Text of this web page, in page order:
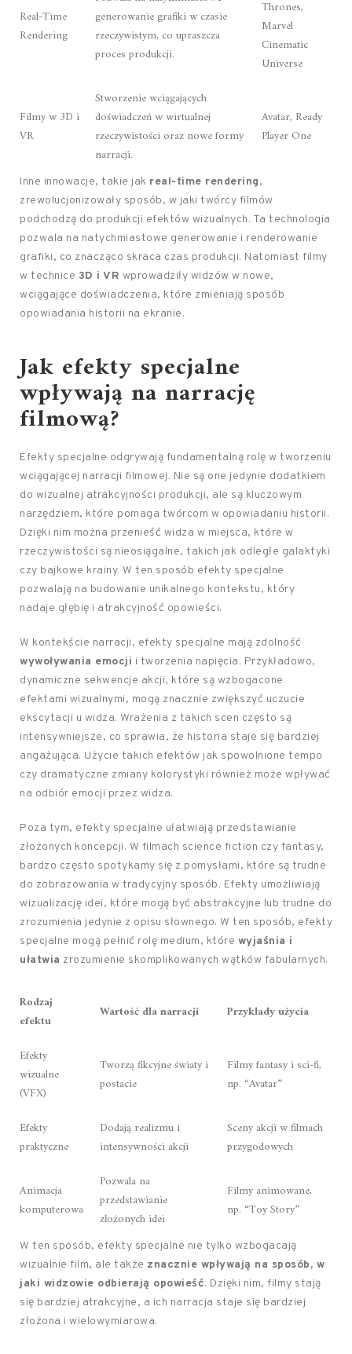
Real-Time
Rendering
generowanie grafiki w czasie
rzeczywistym, co upraszcza
proces produkcji.
Thrones,
Marvel
Cinematic
Universe
Filmy w 3D i
VR
Stworzenie wciągających
doświadczeń w wirtualnej
rzeczywistości oraz nowe formy
narracji.
Avatar, Ready
Player One
Inne innowacje, takie jak real-time rendering,
zrewolucjonizowały sposób, w jaki twórcy filmów
podchodzą do produkcji efektów wizualnych. Ta technologia
pozwala na natychmiastowe generowanie i renderowanie
grafiki, co znacząco skraca czas produkcji. Natomiast filmy
w technice 3D i VR wprowadziły widzów w nowe,
wciągające doświadczenia, które zmieniają sposób
opowiadania historii na ekranie.
Jak efekty specjalne
wpływają na narrację
filmową?
Efekty specjalne odgrywają fundamentalną rolę w tworzeniu
wciągającej narracji filmowej. Nie są one jedynie dodatkiem
do wizualnej atrakcyjności produkcji, ale są kluczowym
narzędziem, które pomaga twórcom w opowiadaniu historii.
Dzięki nim można przenieść widza w miejsca, które w
rzeczywistości są nieosiągalne, takich jak odległe galaktyki
czy bajkowe krainy. W ten sposób efekty specjalne
pozwalają na budowanie unikalnego kontekstu, który
nadaje głębię i atrakcyjność opowieści.
W kontekście narracji, efekty specjalne mają zdolność
wywoływania emocji i tworzenia napięcia. Przykładowo,
dynamiczne sekwencje akcji, które są wzbogacone
efektami wizualnymi, mogą znacznie zwiększyć uczucie
ekscytacji u widza. Wrażenia z takich scen często są
intensywniejsze, co sprawia, że historia staje się bardziej
angażująca. Użycie takich efektów jak spowolnione tempo
czy dramatyczne zmiany kolorystyki również może wpływać
na odbiór emocji przez widza.
Poza tym, efekty specjalne ułatwiają przedstawianie
złożonych koncepcji. W filmach science fiction czy fantasy,
bardzo często spotykamy się z pomysłami, które są trudne
do zobrazowania w tradycyjny sposób. Efekty umożliwiają
wizualizację idei, które mogą być abstrakcyjne lub trudne do
zrozumienia jedynie z opisu słownego. W ten sposób, efekty
specjalne mogą pełnić rolę medium, które wyjaśnia i
ułatwia zrozumienie skomplikowanych wątków fabularnych.
Rodzaj
efektu
Wartość dla narracji Przykłady użycia
Efekty
wizualne
(VFX)
Tworzą fikcyjne światy i
postacie
Filmy fantasy i sci-fi,
np. “Avatar”
Efekty
praktyczne
Dodają realizmu i
intensywności akcji
Sceny akcji w filmach
przygodowych
Animacja
komputerowa
Pozwala na
przedstawianie
złożonych idei
Filmy animowane,
np. “Toy Story”
W ten sposób, efekty specjalne nie tylko wzbogacają
wizualnie film, ale także znacznie wpływają na sposób, w
jaki widzowie odbierają opowieść. Dzięki nim, filmy stają
się bardziej atrakcyjne, a ich narracja staje się bardziej
złożona i wielowymiarowa.